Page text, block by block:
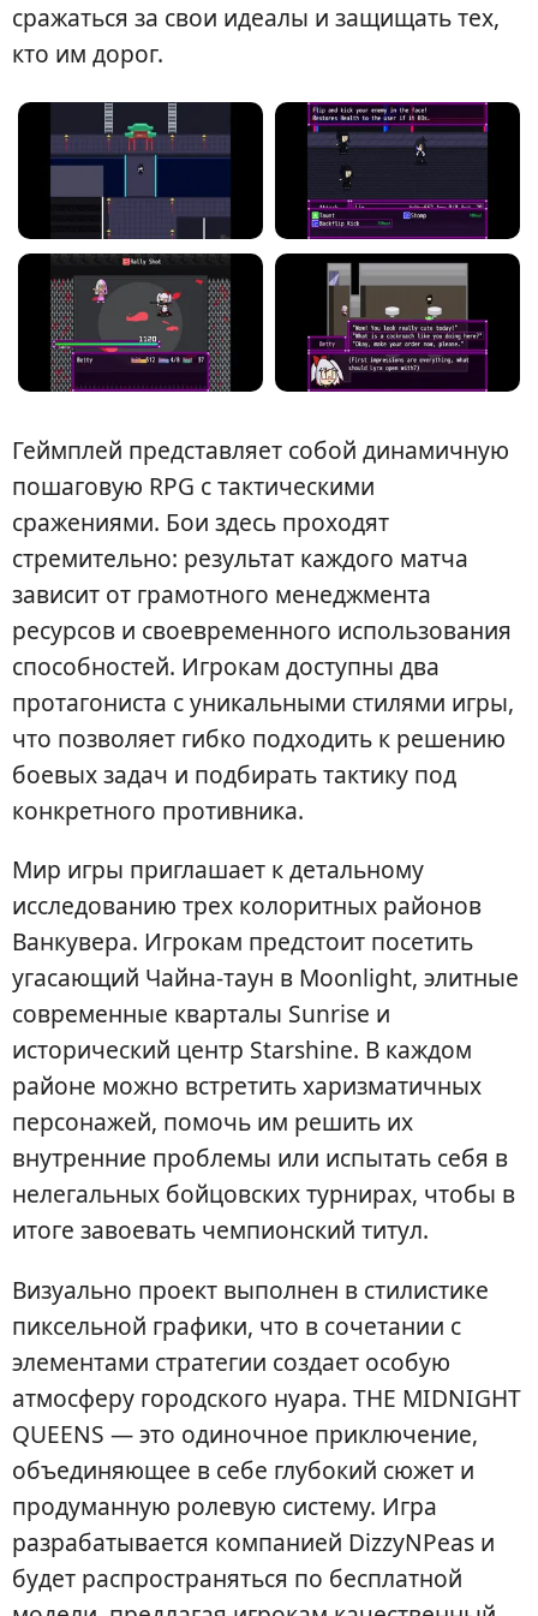
сражаться за свои идеалы и защищать тех,
кто им дорог.
Геймплей представляет собой динамичную
пошаговую RPG с тактическими
сражениями. Бои здесь проходят
стремительно: результат каждого матча
зависит от грамотного менеджмента
ресурсов и своевременного использования
способностей. Игрокам доступны два
протагониста с уникальными стилями игры,
что позволяет гибко подходить к решению
боевых задач и подбирать тактику под
конкретного противника.
Мир игры приглашает к детальному
исследованию трех колоритных районов
Ванкувера. Игрокам предстоит посетить
угасающий Чайна-таун в Moonlight, элитные
современные кварталы Sunrise и
исторический центр Starshine. В каждом
районе можно встретить харизматичных
персонажей, помочь им решить их
внутренние проблемы или испытать себя в
нелегальных бойцовских турнирах, чтобы в
итоге завоевать чемпионский титул.
Визуально проект выполнен в стилистике
пиксельной графики, что в сочетании с
элементами стратегии создает особую
атмосферу городского нуара. THE MIDNIGHT
QUEENS — это одиночное приключение,
объединяющее в себе глубокий сюжет и
продуманную ролевую систему. Игра
разрабатывается компанией DizzyNPeas и
будет распространяться по бесплатной